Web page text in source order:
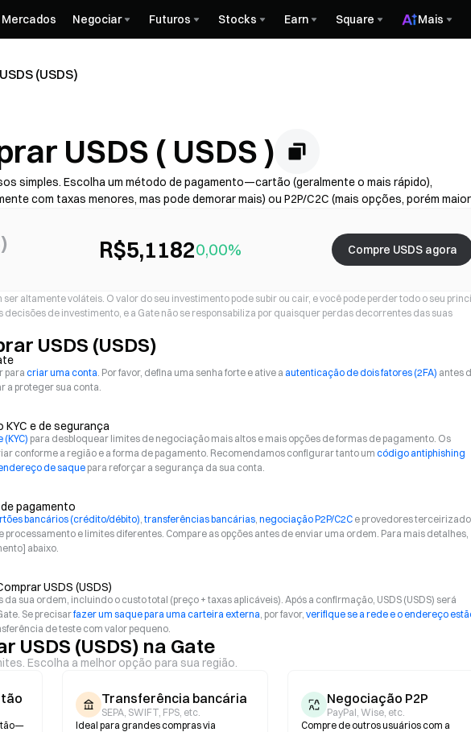
Mercados Negociar Futuros Stocks Earn Square Mais
USDS (USDS)
USDS ( USDS )
simples. Escolha um método de pagamento—cartão (geralmente o mais rápido),
com taxas menores, mas pode demorar mais) ou P2P/C2C (mais opções, porém maior
taxas e tempo de processamento variam conforme a região e o provedor.
) R$5,11820,00% Compre USDS agora
altamente voláteis. O valor do seu investimento pode subir ou cair, e você pode perder todo o seu
decisões de investimento, e a Gate não se responsabiliza por quaisquer perdas decorrentes das suas
USDS (USDS)
para criar uma conta. Por favor, defina uma senha forte e ative a autenticação de dois fatores (2FA) antes
a proteger sua conta.
e de segurança
para desbloquear limites de negociação mais altos e mais opções de formas de pagamento. Os
conforme a região e a forma de pagamento. Recomendamos configurar tanto um código antiphishing
de saque para reforçar a segurança da sua conta.
pagamento
bancários (crédito/débito), transferências bancárias, negociação P2P/C2C e provedores
processamento e limites diferentes. Compare as opções antes de enviar uma ordem. Para mais detalhes,
abaixo.
USDS (USDS)
sua ordem, incluindo o custo total (preço + taxas aplicáveis). Após a confirmação, USDS (USDS) será
Se precisarfazer um saque para uma carteira externa, por favor, verifique se a rede e o endereço
de teste com valor pequeno.
USDS (USDS) na Gate
Escolha a melhor opção para sua região.
Transferência bancária
SEPA, SWIFT, FPS, etc.
Ideal para grandes compras via
Negociação P2P
PayPal, Wise, etc.
Compre de outros usuários com a